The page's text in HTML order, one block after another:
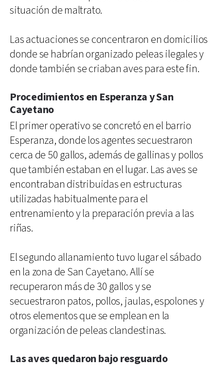
situación de maltrato.
Las actuaciones se concentraron en domicilios
donde se habrían organizado peleas ilegales y
donde también se criaban aves para este fin.
Procedimientos en Esperanza y San
Cayetano
El primer operativo se concretó en el barrio
Esperanza, donde los agentes secuestraron
cerca de 50 gallos, además de gallinas y pollos
que también estaban en el lugar. Las aves se
encontraban distribuidas en estructuras
utilizadas habitualmente para el
entrenamiento y la preparación previa a las
riñas.
El segundo allanamiento tuvo lugar el sábado
en la zona de San Cayetano. Allí se
recuperaron más de 30 gallos y se
secuestraron patos, pollos, jaulas, espolones y
otros elementos que se emplean en la
organización de peleas clandestinas.
Las aves quedaron bajo resguardo